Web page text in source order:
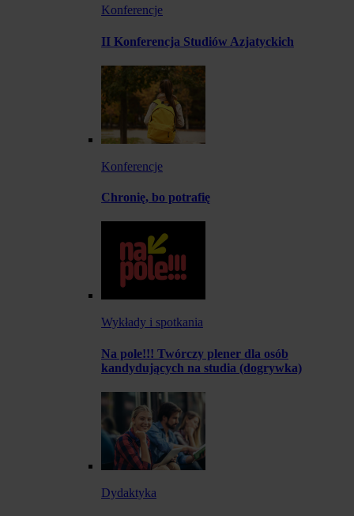
Konferencje
II Konferencja Studiów Azjatyckich
Konferencje
Chronię, bo potrafię
Wykłady i spotkania
Na pole!!! Twórczy plener dla osób
kandydujących na studia (dogrywka)
Dydaktyka